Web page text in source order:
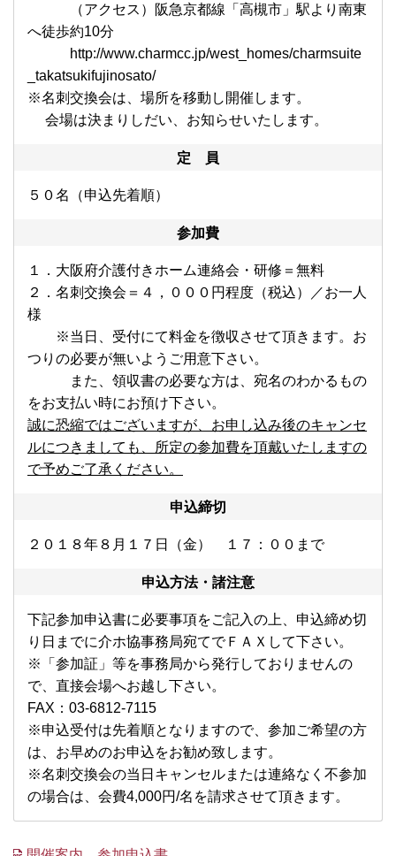
（アクセス）阪急京都線「高槻市」駅より南東
へ徒歩約10分
http://www.charmcc.jp/west_homes/charmsuite
_takatsukifujinosato/
※名刺交換会は、場所を移動し開催します。
会場は決まりしだい、お知らせいたします。
定 員
５０名（申込先着順）
参加費
１．大阪府介護付きホーム連絡会・研修＝無料
２．名刺交換会＝４，０００円程度（税込）／お一人
様
※当日、受付にて料金を徴収させて頂きます。お
つりの必要が無いようご用意下さい。
また、領収書の必要な方は、宛名のわかるもの
をお支払い時にお預け下さい。
誠に恐縮ではございますが、お申し込み後のキャンセ
ルにつきましても、所定の参加費を頂戴いたしますの
で予めご了承ください。
申込締切
２０１８年８月１７日（金） １７：００まで
申込方法・諸注意
下記参加申込書に必要事項をご記入の上、申込締め切
り日までに介ホ協事務局宛てでＦＡＸして下さい。
※「参加証」等を事務局から発行しておりませんの
で、直接会場へお越し下さい。
FAX：03-6812-7115
※申込受付は先着順となりますので、参加ご希望の方
は、お早めのお申込をお勧め致します。
※名刺交換会の当日キャンセルまたは連絡なく不参加
の場合は、会費4,000円/名を請求させて頂きます。